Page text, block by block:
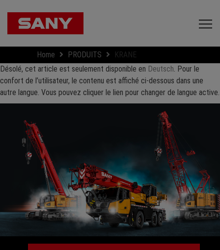
Home PRODUITS
KRANE
Désolé, cet article est seulement disponible en Deutsch. Pour le
confort de l’utilisateur, le contenu est affiché ci-dessous dans une
autre langue. Vous pouvez cliquer le lien pour changer de langue active.